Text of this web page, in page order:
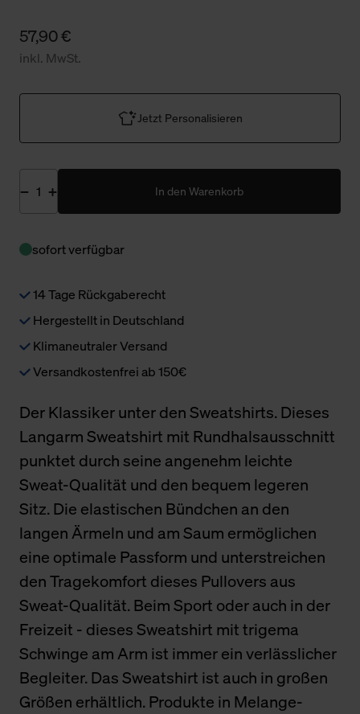
57,90 €
inkl. MwSt.
Jetzt Personalisieren
In den Warenkorb
sofort verfügbar
14 Tage Rückgaberecht
Hergestellt in Deutschland
Klimaneutraler Versand
Versandkostenfrei ab 150€
Der Klassiker unter den Sweatshirts. Dieses
Langarm Sweatshirt mit Rundhalsausschnitt
punktet durch seine angenehm leichte
Sweat-Qualität und den bequem legeren
Sitz. Die elastischen Bündchen an den
langen Ärmeln und am Saum ermöglichen
eine optimale Passform und unterstreichen
den Tragekomfort dieses Pullovers aus
Sweat-Qualität. Beim Sport oder auch in der
Freizeit - dieses Sweatshirt mit trigema
Schwinge am Arm ist immer ein verlässlicher
Begleiter. Das Sweatshirt ist auch in großen
Größen erhältlich. Produkte in Melange-